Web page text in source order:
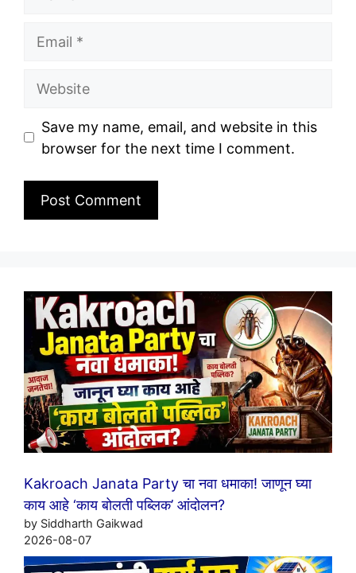
Website
Save my name, email, and website in this
browser for the next time I comment.
Kakroach Janata Party चा नवा धमाका! जाणून घ्या
काय आहे ‘काय बोलती पब्लिक’ आंदोलन?
by Siddharth Gaikwad
2026-08-07